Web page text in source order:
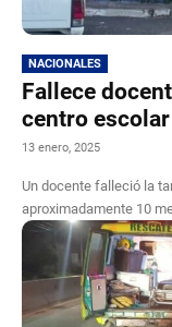
NACIONALES
Fallece
centro escolar
13 enero, 2025
Un docente falleció la
aproximadamente 10